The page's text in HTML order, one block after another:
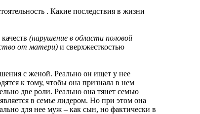
. Какие последствия в жизни
(нарушение в области половой
от матери)и сверхжесткостью
с женой. Реально он ищет у нее
к тому, чтобы она признала в нем
две роли. Реально она тянет семью
в семье лидером. Но при этом она
для нее муж – как сын, но фактически в